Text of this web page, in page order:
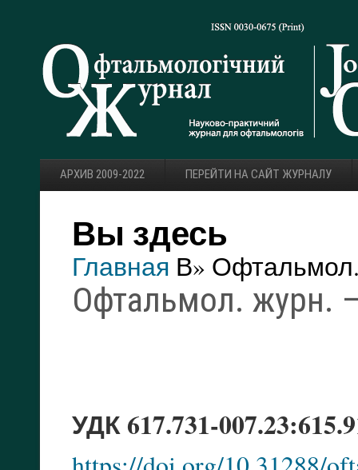
АРХИВ 2009-2022 ПЕРЕЙТИ НА САЙТ ЖУРНАЛУ
Вы здесь
Главная В»
Офтальмол. журн.
УДК 617.731-